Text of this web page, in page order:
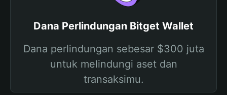
Dana Perlindungan Bitget Wallet
Dana perlindungan sebesar $300 juta
untuk melindungi aset dan
transaksimu.